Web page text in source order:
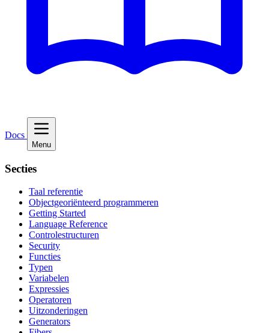
Docs
Menu
Secties
Taal referentie
Objectgeoriënteerd programmeren
Getting Started
Language Reference
Controlestructuren
Security
Functies
Typen
Variabelen
Expressies
Operatoren
Uitzonderingen
Generators